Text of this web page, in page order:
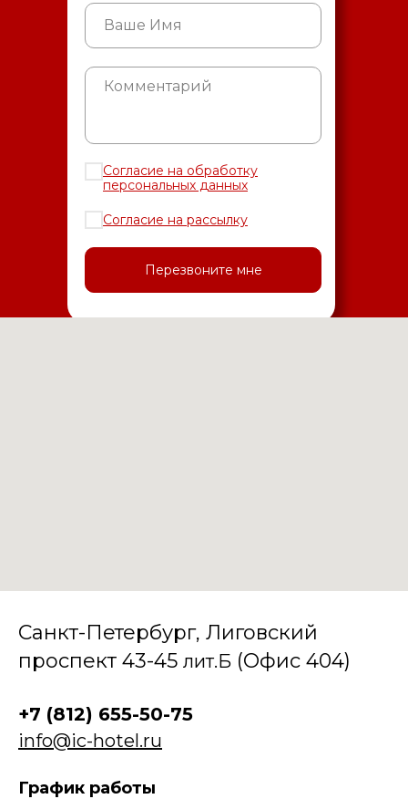
Согласие на обработку
персональных данных
Согласие на рассылку
Перезвоните мне
Санкт-Петербург, Лиговский
проспект 43-45 лит.Б (Офис 404)
+7 (812) 655-50-75
info@ic-hotel.ru
График работы